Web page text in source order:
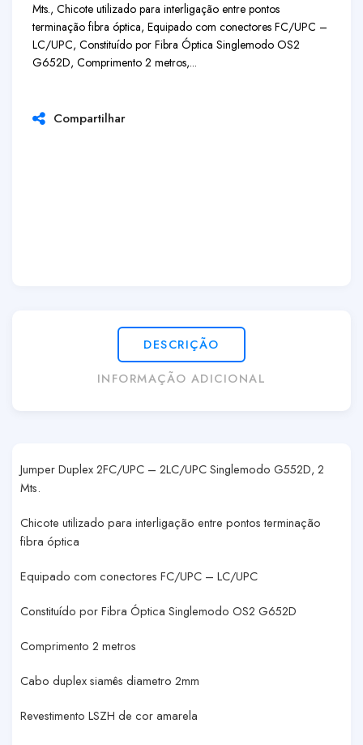
Mts., Chicote utilizado para interligação entre pontos
terminação fibra óptica, Equipado com conectores FC/UPC –
LC/UPC, Constituído por Fibra Óptica Singlemodo OS2
G652D, Comprimento 2 metros,...
Compartilhar
DESCRIÇÃO
INFORMAÇÃO ADICIONAL
Jumper Duplex 2FC/UPC – 2LC/UPC Singlemodo G552D, 2
Mts.
Chicote utilizado para interligação entre pontos terminação
fibra óptica
Equipado com conectores FC/UPC – LC/UPC
Constituído por Fibra Óptica Singlemodo OS2 G652D
Comprimento 2 metros
Cabo duplex siamês diametro 2mm
Revestimento LSZH de cor amarela